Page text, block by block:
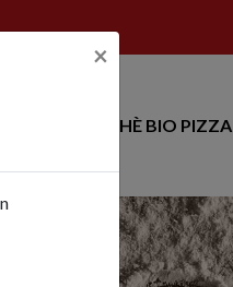
×
PERCHÈ BIO PIZZA